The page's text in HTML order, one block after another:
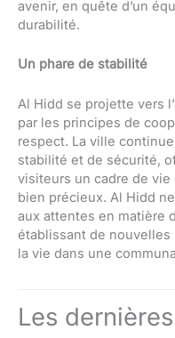
avenir, en quête d’un
durabilité.
Un phare de stabilité
Al Hidd se projette vers
par les principes de
respect. La ville
stabilité et de sécurité,
visiteurs un cadre de vie
bien précieux. Al Hidd
aux attentes en matière
établissant de nouvelles
la vie dans une
Les